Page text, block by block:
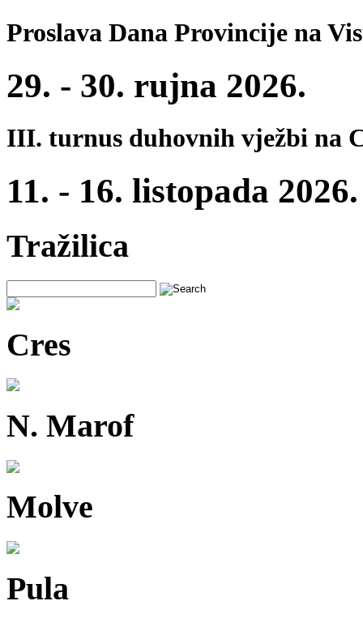
Proslava Dana Provincije na
29. - 30. rujna 2026.
III. turnus duhovnih vježbi na
11. - 16. listopada 2026.
Tražilica
Cres
N. Marof
Molve
Pula